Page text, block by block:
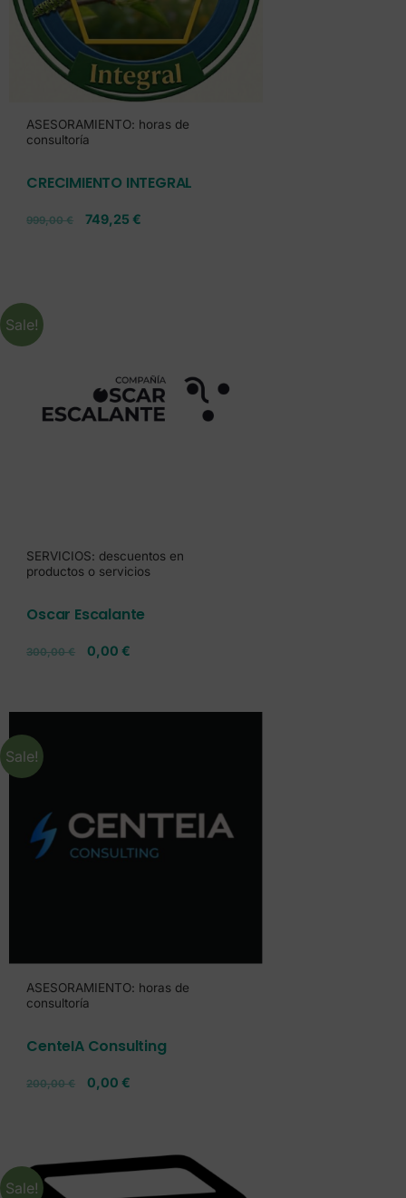
ASESORAMIENTO: horas de
consultoría
CRECIMIENTO INTEGRAL
999,00€ 749,25 €
Sale!
SERVICIOS: descuentos en
productos o servicios
Oscar Escalante
300,00€ 0,00 €
Sale!
ASESORAMIENTO: horas de
consultoría
CenteIA Consulting
200,00€ 0,00 €
Sale!